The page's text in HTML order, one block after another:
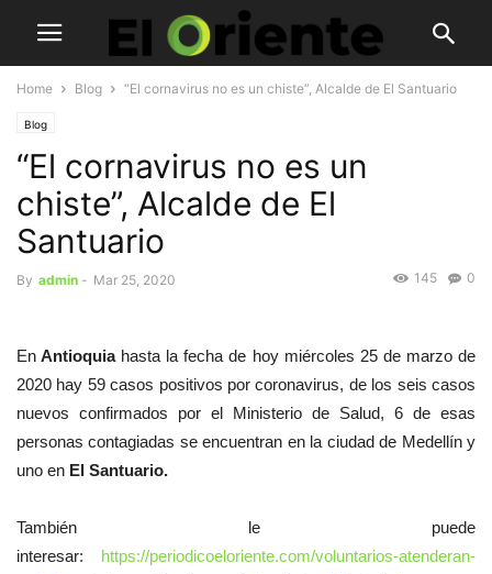
Home Blog “El cornavirus no es un chiste”, Alcalde de El Santuario
Blog
“El cornavirus no es un
chiste”, Alcalde de El
Santuario
By admin - Mar 25, 2020 0
145
En Antioquiahasta la fecha de hoy miércoles 25 de marzo de
2020 hay 59 casos positivos por coronavirus, de los seis casos
nuevos confirmados por el Ministerio de Salud, 6 de esas
personas contagiadas se encuentran en la ciudad de Medellín y
uno en El Santuario.
También le puede
interesar: https://periodicoeloriente.com/voluntarios-atenderan-